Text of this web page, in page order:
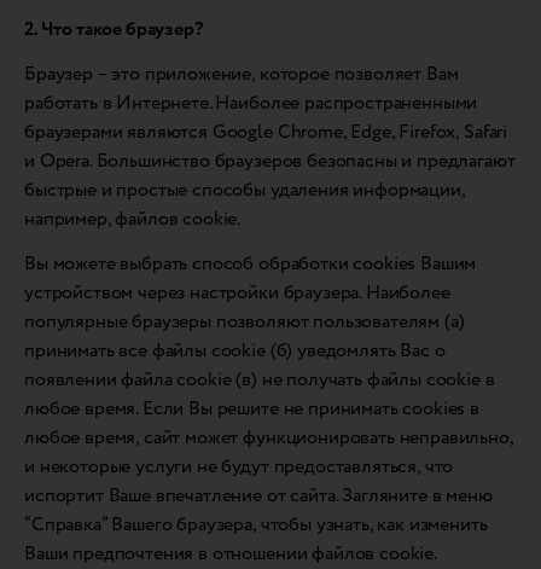
2. Что такое браузер?
Браузер – это приложение, которое позволяет Вам
работать в Интернете. Наиболее распространенными
браузерами являются Google Chrome, Edge, Firefox, Safari
и Opera. Большинство браузеров безопасны и предлагают
быстрые и простые способы удаления информации,
например, файлов cookie.
Вы можете выбрать способ обработки cookies Вашим
устройством через настройки браузера. Наиболее
популярные браузеры позволяют пользователям (а)
принимать все файлы cookie (б) уведомлять Вас о
появлении файла cookie (в) не получать файлы cookie в
любое время. Если Вы решите не принимать cookies в
любое время, сайт может функционировать неправильно,
и некоторые услуги не будут предоставляться, что
испортит Ваше впечатление от сайта. Загляните в меню
“Справка” Вашего браузера, чтобы узнать, как изменить
Ваши предпочтения в отношении файлов cookie.